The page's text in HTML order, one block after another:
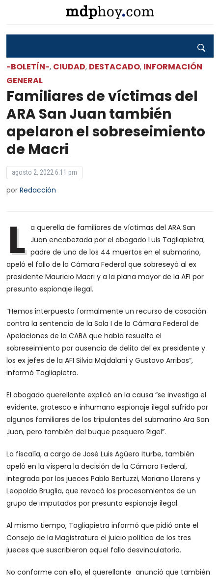
-BOLETÍN-, CIUDAD, DESTACADO, INFORMACIÓN
GENERAL
Familiares de víctimas del
ARA San Juan también
apelaron el sobreseimiento
de Macri
agosto 2, 2022 6:11 pm
porRedacción
L a querella de familiares de víctimas del ARA San
Juan encabezada por el abogado Luis Tagliapietra,
padre de uno de los 44 muertos en el submarino,
apeló el fallo de la Cámara Federal que sobreseyó al ex
presidente Mauricio Macri y a la plana mayor de la AFI por
presunto espionaje ilegal.
“Hemos interpuesto formalmente un recurso de casación
contra la sentencia de la Sala I de la Cámara Federal de
Apelaciones de la CABA que había resuelto el
sobreseimiento por ausencia de delito del ex presidente y
los ex jefes de la AFI Silvia Majdalani y Gustavo Arribas”,
informó Tagliapietra.
El abogado querellante explicó en la causa “se investiga el
evidente, grotesco e inhumano espionaje ilegal sufrido por
algunos familiares de los tripulantes del submarino Ara San
Juan, pero también del buque pesquero Rigel”.
La fiscalía, a cargo de José Luis Agüero Iturbe, también
apeló en la víspera la decisión de la Cámara Federal,
integrada por los jueces Pablo Bertuzzi, Mariano Llorens y
Leopoldo Bruglia, que revocó los procesamientos de un
grupo de imputados por presunto espionaje ilegal.
Al mismo tiempo, Tagliapietra informó que pidió ante el
Consejo de la Magistratura el juicio político de los tres
jueces que suscribieron aquel fallo desvinculatorio.
No conforme con ello, el querellante anunció que también